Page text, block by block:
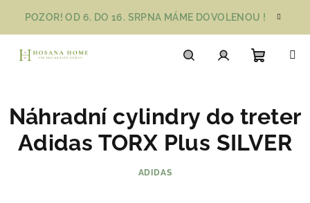
obsah
POZOR! OD 6. DO 16. SRPNA MÁME DOVOLENOU !
košík
Náhradní cylindry do treter
Adidas TORX Plus SILVER
ADIDAS